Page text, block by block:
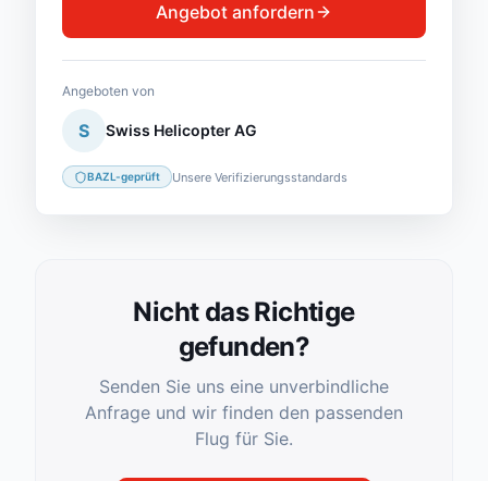
Angebot anfordern
Angeboten von
S Swiss Helicopter AG
BAZL-geprüft Unsere Verifizierungsstandards
Nicht das Richtige
gefunden?
Senden Sie uns eine unverbindliche
Anfrage und wir finden den passenden
Flug für Sie.